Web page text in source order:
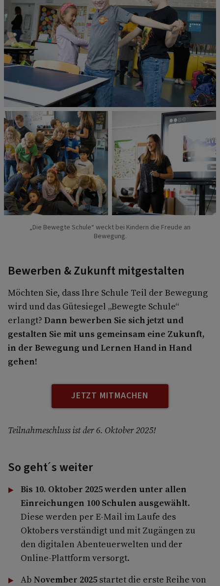
„Die Bewegte Schule“ weckt bei Kindern die Freude an
Bewegung.
Bewerben & Zukunft mitgestalten
Möchten Sie, dass Ihre Schule Teil der Bewegung
wird und das Gütesiegel „Bewegte Schule“
erlangt? Dann bewerben Sie sich jetzt und
gestalten Sie mit uns gemeinsam eine Zukunft,
in der Bewegung und Lernen Hand in Hand
gehen!
JETZT MITMACHEN
Teilnahmeschluss ist der 6. Oktober 2025!
So geht´s weiter
Bis 10. Oktober 2025 werden unter allen
Einreichungen 100 Schulen ausgewählt.
Diese werden per E-Mail im Laufe des
Oktobers verständigt und mit Zugängen zu
den digitalen Abenteuerwelten und der
Online-Plattform versorgt.
Ab November 2025startet die erste Reihe von